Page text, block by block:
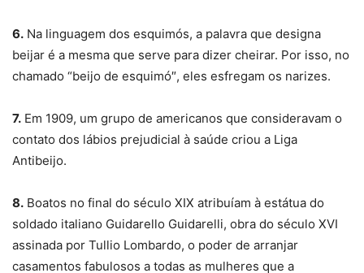
6. Na linguagem dos esquimós, a palavra que designa
beijar é a mesma que serve para dizer cheirar. Por isso, no
chamado “beijo de esquimó″, eles esfregam os narizes.
7. Em 1909, um grupo de americanos que consideravam o
contato dos lábios prejudicial à saúde criou a Liga
Antibeijo.
8. Boatos no final do século XIX atribuíam à estátua do
soldado italiano Guidarello Guidarelli, obra do século XVI
assinada por Tullio Lombardo, o poder de arranjar
casamentos fabulosos a todas as mulheres que a